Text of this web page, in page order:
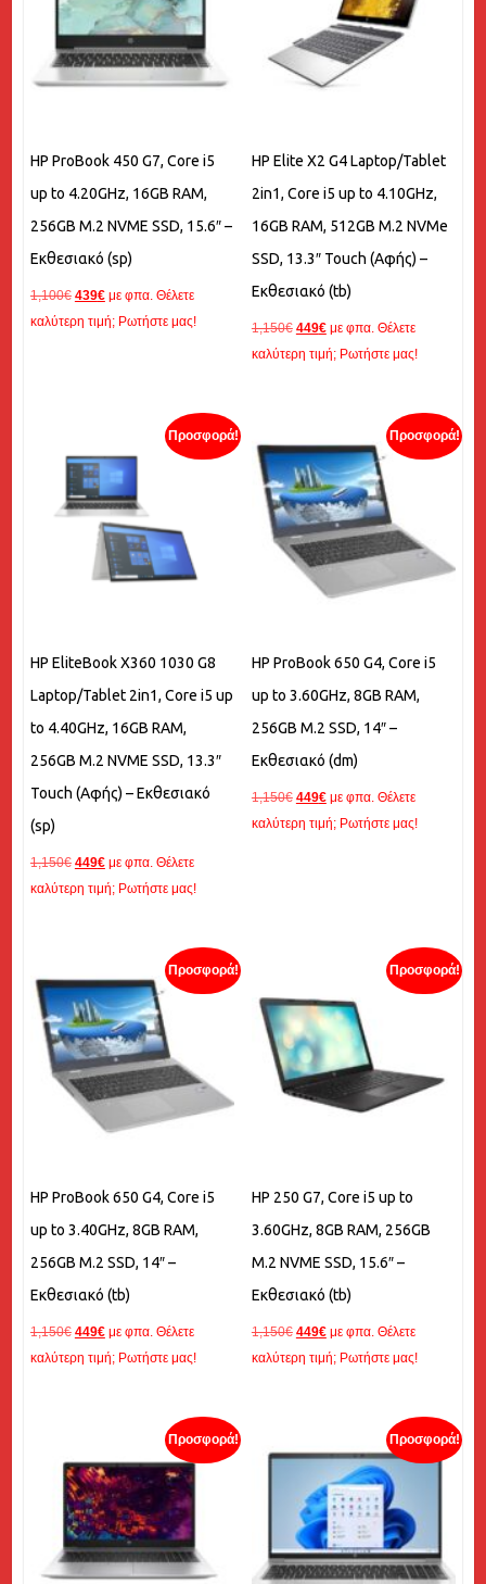
HP ProBook 450 G7, Core i5
up to 4.20GHz, 16GB RAM,
256GB M.2 NVME SSD, 15.6″ –
Εκθεσιακό (sp)
1,100€ Original
price
439€Η
τρέχουσα
με φπα. Θέλετε
καλύτερη τιμή; Ρωτήστε μας!
HP Elite X2 G4 Laptop/Tablet
2in1, Core i5 up to 4.10GHz,
16GB RAM, 512GB M.2 NVMe
SSD, 13.3″ Touch (Αφής) –
Εκθεσιακό (tb)
1,150€ Original
price
449€Η
τρέχουσα
με φπα. Θέλετε
καλύτερη τιμή; Ρωτήστε μας!
Προσφορά!
HP EliteBook X360 1030 G8
Laptop/Tablet 2in1, Core i5 up
to 4.40GHz, 16GB RAM,
256GB M.2 NVME SSD, 13.3″
Touch (Αφής) – Εκθεσιακό
(sp)
1,150€ Original
price
449€Η
τρέχουσα
με φπα. Θέλετε
καλύτερη τιμή; Ρωτήστε μας!
Προσφορά!
HP ProBook 650 G4, Core i5
up to 3.60GHz, 8GB RAM,
256GB M.2 SSD, 14″ –
Εκθεσιακό (dm)
1,150€ Original
price
449€Η
τρέχουσα
με φπα. Θέλετε
καλύτερη τιμή; Ρωτήστε μας!
Προσφορά!
HP ProBook 650 G4, Core i5
up to 3.40GHz, 8GB RAM,
256GB M.2 SSD, 14″ –
Εκθεσιακό (tb)
1,150€ Original
price
449€Η
τρέχουσα
με φπα. Θέλετε
καλύτερη τιμή; Ρωτήστε μας!
Προσφορά!
HP 250 G7, Core i5 up to
3.60GHz, 8GB RAM, 256GB
M.2 NVME SSD, 15.6″ –
Εκθεσιακό (tb)
1,150€ Original
price
449€Η
τρέχουσα
με φπα. Θέλετε
καλύτερη τιμή; Ρωτήστε μας!
Προσφορά! Προσφορά!